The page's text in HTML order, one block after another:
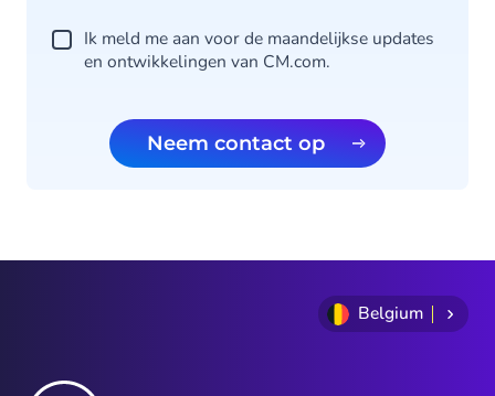
Ik meld me aan voor de maandelijkse updates
en ontwikkelingen van CM.com.
Neem contact op
Belgium